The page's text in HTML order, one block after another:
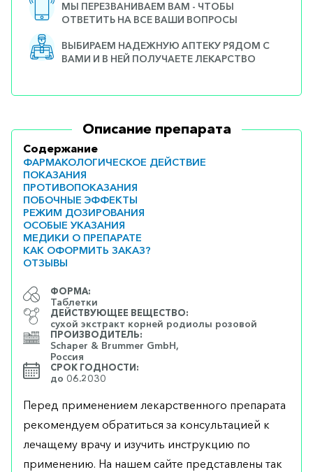
МЫ ПЕРЕЗВАНИВАЕМ ВАМ - ЧТОБЫ
ОТВЕТИТЬ НА ВСЕ ВАШИ ВОПРОСЫ
ВЫБИРАЕМ НАДЕЖНУЮ АПТЕКУ РЯДОМ С
ВАМИ И В НЕЙ ПОЛУЧАЕТЕ ЛЕКАРСТВО
Описание препарата
Содержание
ФАРМАКОЛОГИЧЕСКОЕ ДЕЙСТВИЕ
ПОКАЗАНИЯ
ПРОТИВОПОКАЗАНИЯ
ПОБОЧНЫЕ ЭФФЕКТЫ
РЕЖИМ ДОЗИРОВАНИЯ
ОСОБЫЕ УКАЗАНИЯ
МЕДИКИ О ПРЕПАРАТЕ
КАК ОФОРМИТЬ ЗАКАЗ?
ОТЗЫВЫ
ФОРМА:
Таблетки
ДЕЙСТВУЮЩЕЕ ВЕЩЕСТВО:
сухой экстракт корней родиолы розовой
ПРОИЗВОДИТЕЛЬ:
Schaper & Brummer GmbH,
Россия
СРОК ГОДНОСТИ:
до 06.2030
Перед применением лекарственного препарата
рекомендуем обратиться за консультацией к
лечащему врачу и изучить инструкцию по
применению. На нашем сайте представлены так